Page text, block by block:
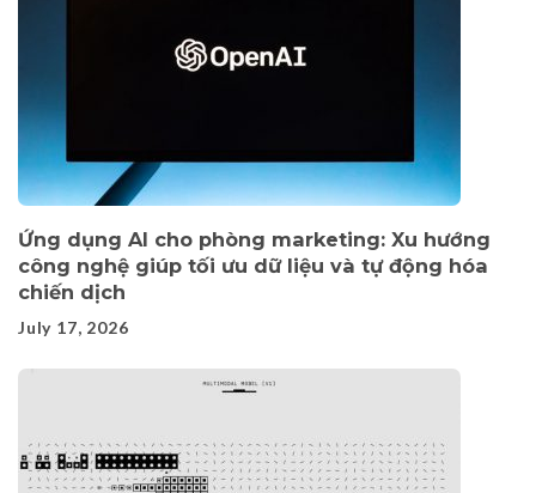
Ứng dụng AI cho phòng marketing: Xu hướng
công nghệ giúp tối ưu dữ liệu và tự động hóa
chiến dịch
July 17, 2026